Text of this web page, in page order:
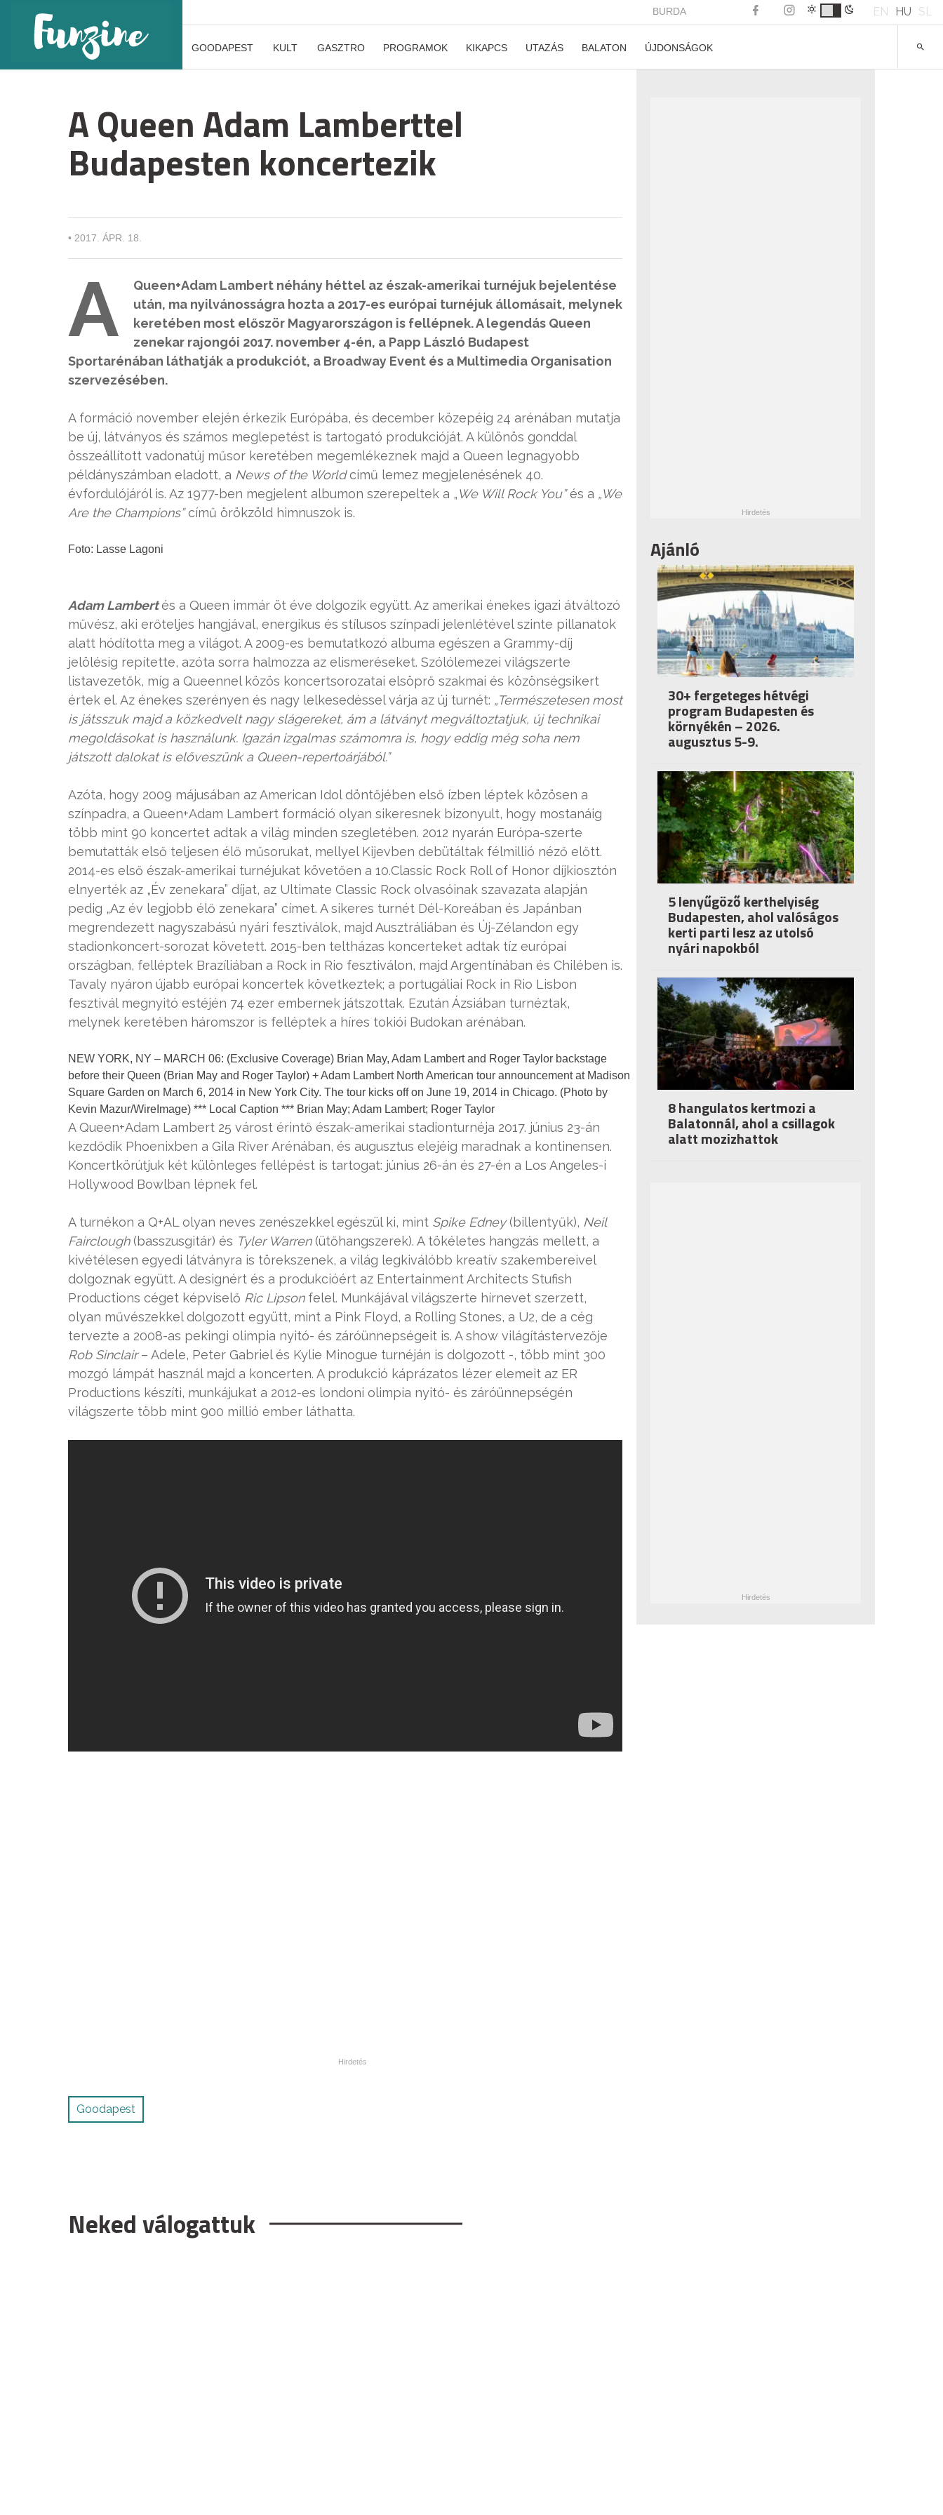
BURDA EN HU SL
GOODAPEST KULT GASZTRO PROGRAMOK KIKAPCS UTAZÁS BALATON ÚJDONSÁGOK
A Queen Adam Lamberttel
Budapesten koncertezik
• 2017. ÁPR. 18.
A
Queen+Adam Lambert néhány héttel az észak-amerikai turnéjuk bejelentése
után, ma nyilvánosságra hozta a 2017-es európai turnéjuk állomásait, melynek
keretében most először Magyarországon is fellépnek. A legendás Queen
zenekar rajongói 2017. november 4-én, a Papp László Budapest
Sportarénában láthatják a produkciót, a Broadway Event és a Multimedia Organisation
szervezésében.
A formáció november elején érkezik Európába, és december közepéig 24 arénában mutatja
be új, látványos és számos meglepetést is tartogató produkcióját. A különös gonddal
összeállított vadonatúj műsor keretében megemlékeznek majd a Queen legnagyobb
példányszámban eladott, a News of the Worldcímű lemez megjelenésének 40.
évfordulójáról is. Az 1977-ben megjelent albumon szerepeltek a „We Will Rock You”és a „We
Are the Champions”című örökzöld himnuszok is.
Foto: Lasse Lagoni
Adam Lambertés a Queen immár öt éve dolgozik együtt. Az amerikai énekes igazi átváltozó
művész, aki erőteljes hangjával, energikus és stílusos színpadi jelenlétével szinte pillanatok
alatt hódította meg a világot. A 2009-es bemutatkozó albuma egészen a Grammy-díj
jelölésig repítette, azóta sorra halmozza az elismeréseket. Szólólemezei világszerte
listavezetők, míg a Queennel közös koncertsorozatai elsöprő szakmai és közönségsikert
értek el. Az énekes szerényen és nagy lelkesedéssel várja az új turnét: „Természetesen most
is játsszuk majd a közkedvelt nagy slágereket, ám a látványt megváltoztatjuk, új technikai
megoldásokat is használunk. Igazán izgalmas számomra is, hogy eddig még soha nem
játszott dalokat is előveszünk a Queen-repertoárjából.”
Azóta, hogy 2009 májusában az American Idol döntőjében első ízben léptek közösen a
színpadra, a Queen+Adam Lambert formáció olyan sikeresnek bizonyult, hogy mostanáig
több mint 90 koncertet adtak a világ minden szegletében. 2012 nyarán Európa-szerte
bemutatták első teljesen élő műsorukat, mellyel Kijevben debütáltak félmillió néző előtt.
2014-es első észak-amerikai turnéjukat követően a 10.Classic Rock Roll of Honor díjkiosztón
elnyerték az „Év zenekara” díjat, az Ultimate Classic Rock olvasóinak szavazata alapján
pedig „Az év legjobb élő zenekara” címet. A sikeres turnét Dél-Koreában és Japánban
megrendezett nagyszabású nyári fesztiválok, majd Ausztráliában és Új-Zélandon egy
stadionkoncert-sorozat követett. 2015-ben teltházas koncerteket adtak tíz európai
országban, felléptek Brazíliában a Rock in Rio fesztiválon, majd Argentínában és Chilében is.
Tavaly nyáron újabb európai koncertek következtek; a portugáliai Rock in Rio Lisbon
fesztivál megnyitó estéjén 74 ezer embernek játszottak. Ezután Ázsiában turnéztak,
melynek keretében háromszor is felléptek a híres tokiói Budokan arénában.
NEW YORK, NY – MARCH 06: (Exclusive Coverage) Brian May, Adam Lambert and Roger Taylor backstage
before their Queen (Brian May and Roger Taylor) + Adam Lambert North American tour announcement at Madison
Square Garden on March 6, 2014 in New York City. The tour kicks off on June 19, 2014 in Chicago. (Photo by
Kevin Mazur/WireImage) *** Local Caption *** Brian May; Adam Lambert; Roger Taylor
A Queen+Adam Lambert 25 várost érintő észak-amerikai stadionturnéja 2017. június 23-án
kezdődik Phoenixben a Gila River Arénában, és augusztus elejéig maradnak a kontinensen.
Koncertkörútjuk két különleges fellépést is tartogat: június 26-án és 27-én a Los Angeles-i
Hollywood Bowlban lépnek fel.
A turnékon a Q+AL olyan neves zenészekkel egészül ki, mint Spike Edney(billentyűk), Neil
Fairclough(basszusgitár) és Tyler Warren(ütőhangszerek). A tökéletes hangzás mellett, a
kivétélesen egyedi látványra is törekszenek, a világ legkiválóbb kreatív szakembereivel
dolgoznak együtt. A designért és a produkcióért az Entertainment Architects Stufish
Productions céget képviselő Ric Lipsonfelel. Munkájával világszerte hírnevet szerzett,
olyan művészekkel dolgozott együtt, mint a Pink Floyd, a Rolling Stones, a U2, de a cég
tervezte a 2008-as pekingi olimpia nyitó- és záróünnepségeit is. A show világítástervezője
Rob Sinclair– Adele, Peter Gabriel és Kylie Minogue turnéján is dolgozott -, több mint 300
mozgó lámpát használ majd a koncerten. A produkció káprázatos lézer elemeit az ER
Productions készíti, munkájukat a 2012-es londoni olimpia nyitó- és záróünnepségén
világszerte több mint 900 millió ember láthatta.
Goodapest
Neked válogattuk
Ajánló
30+ fergeteges hétvégi
program Budapesten és
környékén – 2026.
augusztus 5-9.
5 lenyűgöző kerthelyiség
Budapesten, ahol valóságos
kerti parti lesz az utolsó
nyári napokból
8 hangulatos kertmozi a
Balatonnál, ahol a csillagok
alatt mozizhattok